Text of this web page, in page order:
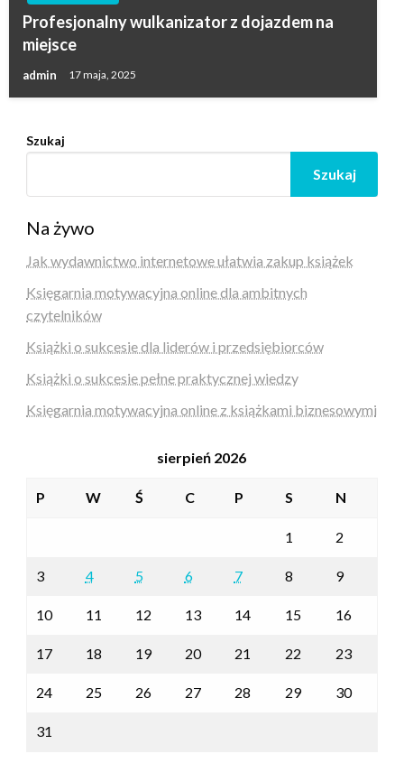
Profesjonalny wulkanizator z dojazdem na
miejsce
admin 17 maja, 2025
Szukaj
Szukaj
Na żywo
Jak wydawnictwo internetowe ułatwia zakup książek
Księgarnia motywacyjna online dla ambitnych
czytelników
Książki o sukcesie dla liderów i przedsiębiorców
Książki o sukcesie pełne praktycznej wiedzy
Księgarnia motywacyjna online z książkami biznesowymi
sierpień 2026
P W Ś C P S N
1 2
3 4 5 6 7 8 9
10 11 12 13 14 15 16
17 18 19 20 21 22 23
24 25 26 27 28 29 30
31